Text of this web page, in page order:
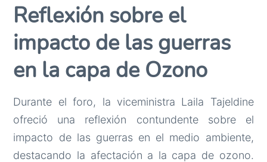
Reflexión sobre el
impacto de las guerras
en la capa de Ozono
Durante el foro, la viceministra Laila Tajeldine
ofreció una reflexión contundente sobre el
impacto de las guerras en el medio ambiente,
destacando la afectación a la capa de ozono.